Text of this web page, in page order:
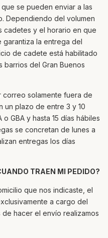
se pueden enviar a las
Dependiendo del volumen
y el horario en que
la entrega del
de cadete está habilitado
barrios del Gran Buenos
correo solamente fuera de
un plazo de entre 3 y 10
GBA y hasta 15 días hábiles
se concretan de lunes a
entregas los días
TRAEN MI PEDIDO?
que nos indicaste, el
a cargo del
hacer el envío realizamos